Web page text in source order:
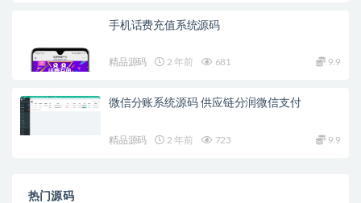
手机话费充值系统源码
精品源码 2 年前 681 9.9
微信分账系统源码 供应链分润微信支付
精品源码 2 年前 723 9.9
热门源码